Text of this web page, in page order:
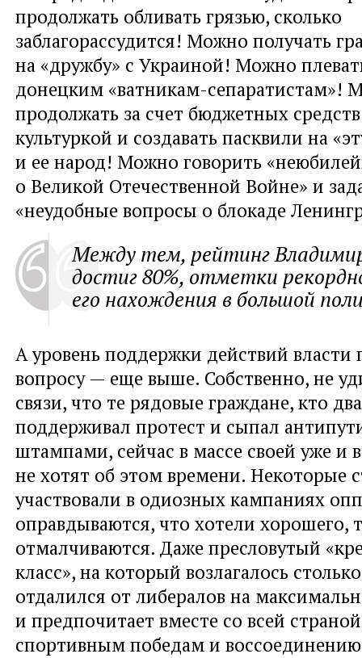
продолжать обливать грязью, сколько
заблагорассудится! Можно получать
на «дружбу» с Украиной! Можно
донецким «ватникам-сепаратистам»!
продолжать за счет бюджетных
культуркой и создавать пасквили на
и ее народ! Можно говорить
о Великой Отечественной Войне» и
«неудобные вопросы о блокаде
Между тем, рейтинг
достиг 80%, отметки
его нахождения в большой
А уровень поддержки действий
вопросу — еще выше. Собственно, не
связи, что те рядовые граждане, кто
поддерживал протест и сыпал
штампами, сейчас в массе своей уже и
не хотят об этом времени. Некоторые
участвовали в одиозных кампаниях
оправдываются, что хотели хорошего,
отмалчиваются. Даже пресловутый
класс», на который возлагалось
отдалился от либералов на
и предпочитает вместе со всей
спортивным победам и